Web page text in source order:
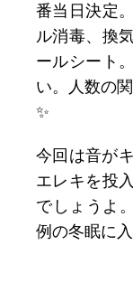
番当日決定
ル消毒、換
ールシート
い。人数の
✨
今回は音が
エレキを投
でしょうよ
例の冬眠に